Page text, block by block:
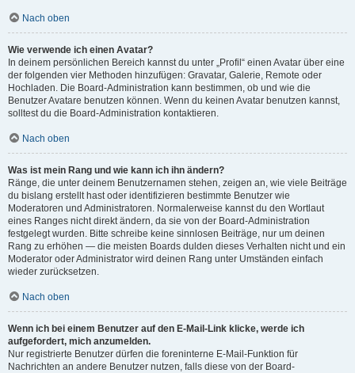
Nach oben
Wie verwende ich einen Avatar?
In deinem persönlichen Bereich kannst du unter „Profil“ einen Avatar über eine
der folgenden vier Methoden hinzufügen: Gravatar, Galerie, Remote oder
Hochladen. Die Board-Administration kann bestimmen, ob und wie die
Benutzer Avatare benutzen können. Wenn du keinen Avatar benutzen kannst,
solltest du die Board-Administration kontaktieren.
Nach oben
Was ist mein Rang und wie kann ich ihn ändern?
Ränge, die unter deinem Benutzernamen stehen, zeigen an, wie viele Beiträge
du bislang erstellt hast oder identifizieren bestimmte Benutzer wie
Moderatoren und Administratoren. Normalerweise kannst du den Wortlaut
eines Ranges nicht direkt ändern, da sie von der Board-Administration
festgelegt wurden. Bitte schreibe keine sinnlosen Beiträge, nur um deinen
Rang zu erhöhen — die meisten Boards dulden dieses Verhalten nicht und ein
Moderator oder Administrator wird deinen Rang unter Umständen einfach
wieder zurücksetzen.
Nach oben
Wenn ich bei einem Benutzer auf den E-Mail-Link klicke, werde ich
aufgefordert, mich anzumelden.
Nur registrierte Benutzer dürfen die foreninterne E-Mail-Funktion für
Nachrichten an andere Benutzer nutzen, falls diese von der Board-